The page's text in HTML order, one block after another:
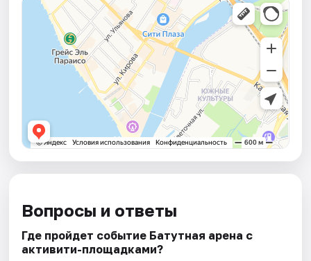
Вопросы и ответы
Где пройдет событие Батутная арена с
активити-площадками?